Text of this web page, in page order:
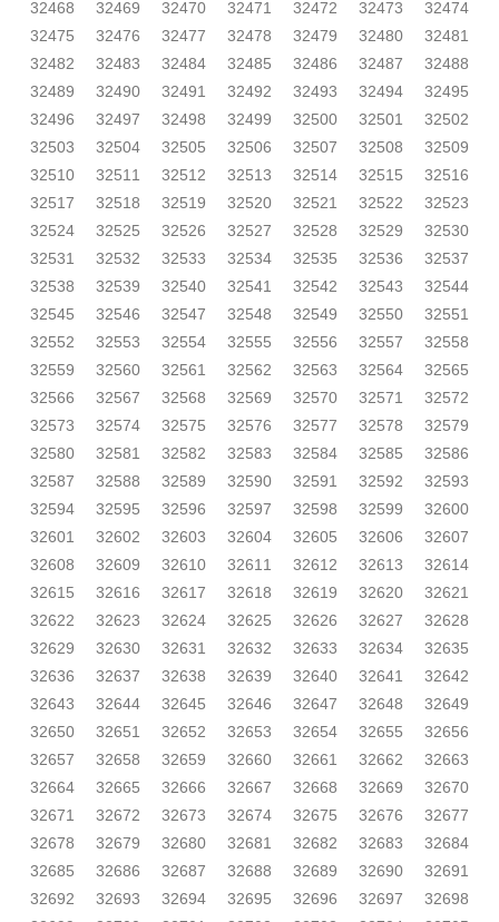
32468
32469 32470 32471 32472 32473
32474
32475
32476 32477 32478 32479 32480
32481
32482
32483 32484 32485 32486 32487
32488
32489
32490 32491 32492 32493 32494
32495
32496
32497 32498 32499 32500 32501
32502
32503
32504 32505 32506 32507 32508
32509
32510
32511 32512 32513 32514 32515
32516
32517
32518 32519 32520 32521 32522
32523
32524
32525 32526 32527 32528 32529
32530
32531
32532 32533 32534 32535 32536
32537
32538
32539 32540 32541 32542 32543
32544
32545
32546 32547 32548 32549 32550
32551
32552
32553 32554 32555 32556 32557
32558
32559
32560 32561 32562 32563 32564
32565
32566
32567 32568 32569 32570 32571
32572
32573
32574 32575 32576 32577 32578
32579
32580
32581 32582 32583 32584 32585
32586
32587
32588 32589 32590 32591 32592
32593
32594
32595 32596 32597 32598 32599
32600
32601
32602 32603 32604 32605 32606
32607
32608
32609 32610 32611 32612 32613
32614
32615
32616 32617 32618 32619 32620
32621
32622
32623 32624 32625 32626 32627
32628
32629
32630 32631 32632 32633 32634
32635
32636
32637 32638 32639 32640 32641
32642
32643
32644 32645 32646 32647 32648
32649
32650
32651 32652 32653 32654 32655
32656
32657
32658 32659 32660 32661 32662
32663
32664
32665 32666 32667 32668 32669
32670
32671
32672 32673 32674 32675 32676
32677
32678
32679 32680 32681 32682 32683
32684
32685
32686 32687 32688 32689 32690
32691
32692
32693 32694 32695 32696 32697
32698